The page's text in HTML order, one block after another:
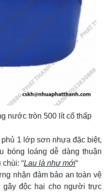
nước tròn 500 lít cổ thấp
1 lớp sơn nhựa đặc biệt,
bóng loáng dễ dàng thuận
“Lau là như mới“
nhận đảm bảo an toàn vệ
gây độc hại cho người trực